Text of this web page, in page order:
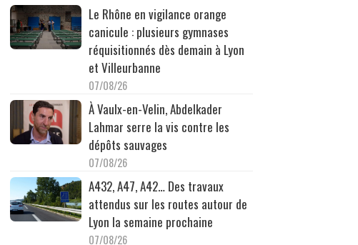
Le Rhône en vigilance orange
canicule : plusieurs gymnases
réquisitionnés dès demain à Lyon
et Villeurbanne
07/08/26
À Vaulx-en-Velin, Abdelkader
Lahmar serre la vis contre les
dépôts sauvages
07/08/26
A432, A47, A42… Des travaux
attendus sur les routes autour de
Lyon la semaine prochaine
07/08/26